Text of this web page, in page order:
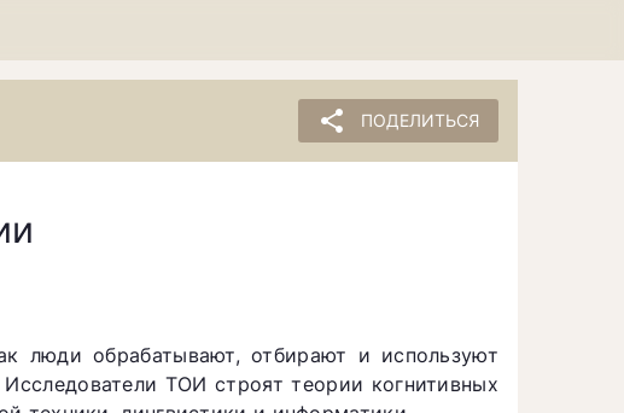
share ПОДЕЛИТЬСЯ
люди обрабатывают, отбирают и используют
ТОИ строят теории когнитивных